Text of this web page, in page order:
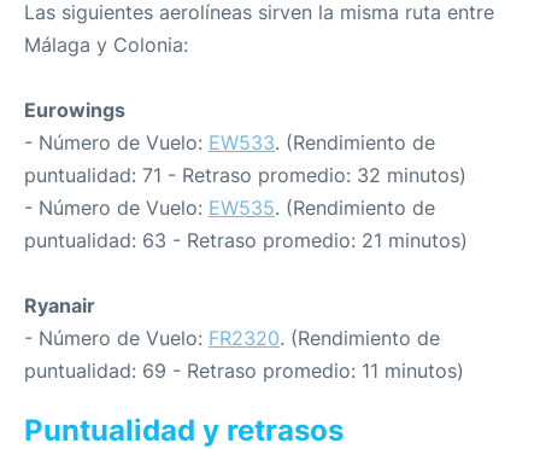
Las siguientes aerolíneas sirven la misma ruta entre
Málaga y Colonia:
Eurowings
- Número de Vuelo: EW533. (Rendimiento de
puntualidad: 71 - Retraso promedio: 32 minutos)
- Número de Vuelo: EW535. (Rendimiento de
puntualidad: 63 - Retraso promedio: 21 minutos)
Ryanair
- Número de Vuelo: FR2320. (Rendimiento de
puntualidad: 69 - Retraso promedio: 11 minutos)
Puntualidad y retrasos